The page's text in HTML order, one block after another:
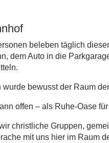
beleben täglich
dem Auto in die
wurde bewusst der Raum
offen – als Ruhe-Oase
christliche Gruppen,
mit uns hier im Raum